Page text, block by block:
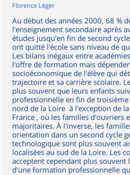
Florence Léger
Au début des années 2000, 68 %
l'enseignement secondaire après
études jusqu'en fin de second
ont quitté l'école sans niveau de
Les bilans inégaux entre
l'offre de formation mais
socioéconomique de l'élève qui
trajectoire et sa carrière scolaire.
plus souvent que leurs enfants
professionnelle en fin de
nord de la Loire ­ à l'exception de
France ­, où les familles d'ouvriers
majoritaires. À l'inverse, les
orientation dans un second cycle
technologique sont plus souvent
localisées au sud de la Loire. Les
acceptent cependant plus souvent
d'une formation professionnelle